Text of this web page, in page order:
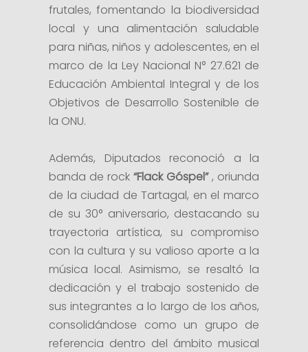
frutales, fomentando la biodiversidad
local y una alimentación saludable
para niñas, niños y adolescentes, en el
marco de la Ley Nacional N° 27.621 de
Educación Ambiental Integral y de los
Objetivos de Desarrollo Sostenible de
la ONU.
Además, Diputados reconoció a la
banda de rock “Flack Góspel”, oriunda
de la ciudad de Tartagal, en el marco
de su 30° aniversario, destacando su
trayectoria artística, su compromiso
con la cultura y su valioso aporte a la
música local. Asimismo, se resaltó la
dedicación y el trabajo sostenido de
sus integrantes a lo largo de los años,
consolidándose como un grupo de
referencia dentro del ámbito musical